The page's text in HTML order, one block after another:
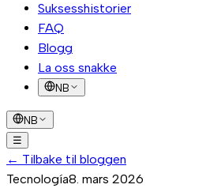
Suksesshistorier
FAQ
Blogg
La oss snakke
NB
NB
☰
Løsninger Slik fungerer det
← Tilbake til bloggen
Tecnología8. mars 2026